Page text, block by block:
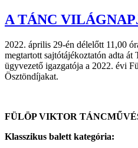
A TÁNC
2022. április 29-én délelőtt 11,00
megtartott sajtótájékoztatón adta
ügyvezető igazgatója a 2022. évi
Ösztöndíjakat.
FÜLÖP VIKTOR
Klasszikus balett kategória: